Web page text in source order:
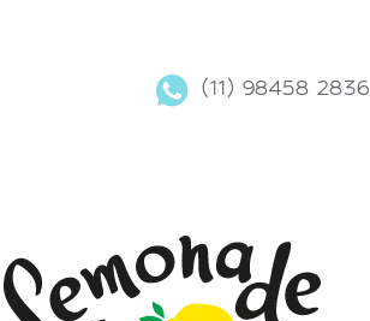
(11) 98458 2836